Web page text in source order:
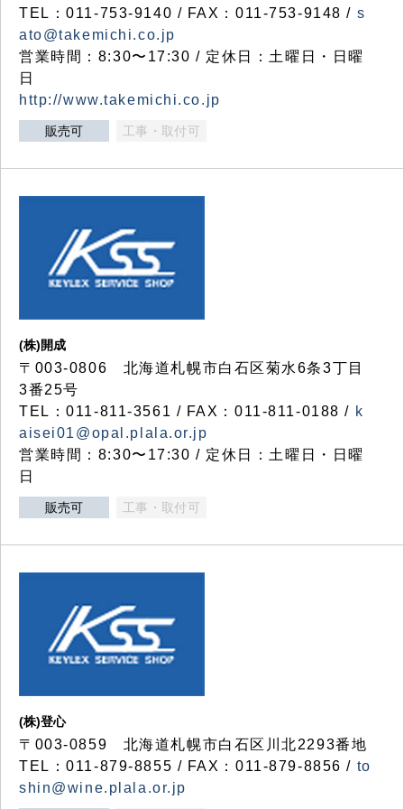
TEL：011-753-9140 / FAX：011-753-9148 / s
ato@takemichi.co.jp
営業時間：8:30〜17:30 / 定休日：土曜日・日曜
日
http://www.takemichi.co.jp
販売可 工事・取付可
(株)開成
〒003-0806 北海道札幌市白石区菊水6条3丁目
3番25号
TEL：011-811-3561 / FAX：011-811-0188 / k
aisei01@opal.plala.or.jp
営業時間：8:30〜17:30 / 定休日：土曜日・日曜
日
販売可 工事・取付可
(株)登心
〒003-0859 北海道札幌市白石区川北2293番地
TEL：011-879-8855 / FAX：011-879-8856 / to
shin@wine.plala.or.jp